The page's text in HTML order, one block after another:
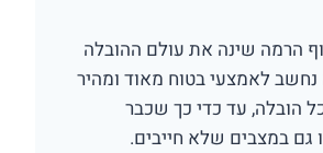
הרמה שינה את עולם ההובלה
לאמצעי בטוח מאוד ומהיר
הובלה, עד כדי כך שכבר
במצבים שלא חייבים.